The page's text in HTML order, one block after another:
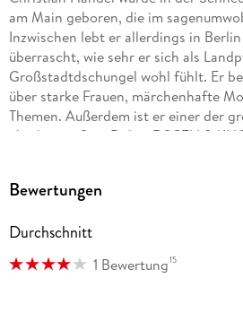
am Main geboren, die im
Inzwischen lebt er allerdings in
überrascht, wie sehr er sich als
Großstadtdschungel wohl fühlt. Er
über starke Frauen, märchenhafte
Themen. Außerdem ist er einer der
überhaupt. Sein Debut ROSEN &
Bewertungen
Durchschnitt
1 Bewertung15